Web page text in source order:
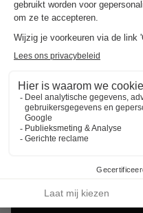
Ben jij op zoek naar een
Dan zijn er een
l'Abbaye om te huren. Kies
vakantiehuis, een bungalow
vakantiewoning op een
aanbiedingen van
Best
vanSigny L'abbaye